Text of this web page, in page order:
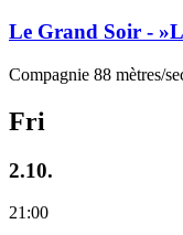
Le Grand Soir -
Compagnie 88 mètres/
Fri
2.10.
21:00